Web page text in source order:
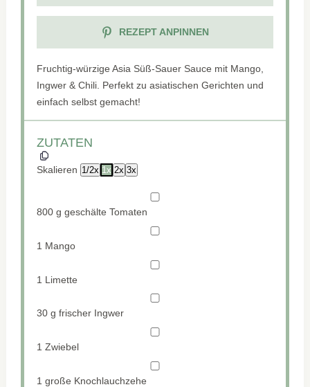
REZEPT ANPINNEN
Fruchtig-würzige Asia Süß-Sauer Sauce mit Mango,
Ingwer & Chili. Perfekt zu asiatischen Gerichten und
einfach selbst gemacht!
ZUTATEN
Skalieren 1/2x 1x 2x 3x
800 g geschälte Tomaten
1 Mango
1 Limette
30 g frischer Ingwer
1 Zwiebel
1 große Knochlauchzehe